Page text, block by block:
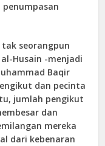
seorangpun
Husain -menjadi
Baqir
dan pecinta
jumlah pengikut
dan
mereka
dari kebenaran